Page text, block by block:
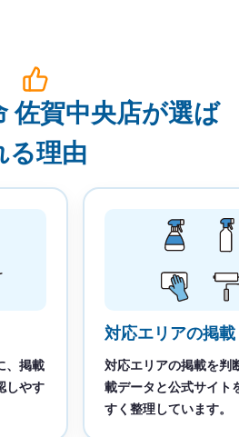
佐賀中央店が選ば
る理由
、掲載
しやす
対応エリアの掲載
対応エリアの掲載を判
載データと公式サイト
すく整理しています。